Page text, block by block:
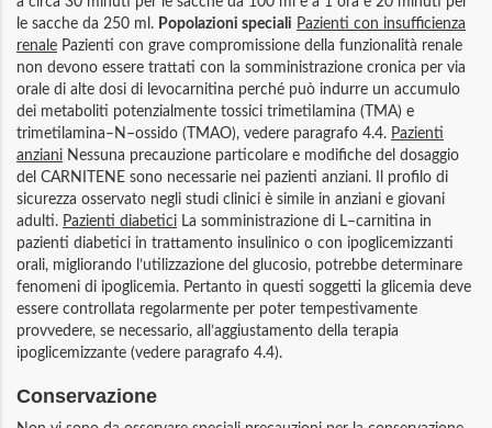
le sacche da 250 ml. Popolazioni speciali Pazienti con insufficienza
renale Pazienti con grave compromissione della funzionalità renale
non devono essere trattati con la somministrazione cronica per via
orale di alte dosi di levocarnitina perché può indurre un accumulo
dei metaboliti potenzialmente tossici trimetilamina (TMA) e
trimetilamina–N–ossido (TMAO), vedere paragrafo 4.4. Pazienti
anziani Nessuna precauzione particolare e modifiche del dosaggio
del CARNITENE sono necessarie nei pazienti anziani. Il profilo di
sicurezza osservato negli studi clinici è simile in anziani e giovani
adulti. Pazienti diabetici La somministrazione di L–carnitina in
pazienti diabetici in trattamento insulinico o con ipoglicemizzanti
orali, migliorando l’utilizzazione del glucosio, potrebbe determinare
fenomeni di ipoglicemia. Pertanto in questi soggetti la glicemia deve
essere controllata regolarmente per poter tempestivamente
provvedere, se necessario, all’aggiustamento della terapia
ipoglicemizzante (vedere paragrafo 4.4).
Conservazione